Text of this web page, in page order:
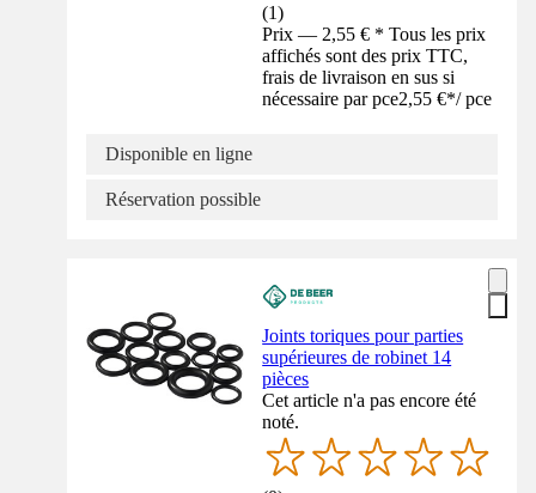
(1)
Prix — 2,55 € * Tous les prix
affichés sont des prix TTC,
frais de livraison en sus si
nécessaire par pce2,55 €*/ pce
Disponible en ligne
Réservation possible
Joints toriques pour parties
supérieures de robinet 14
pièces
Cet article n'a pas encore été
noté.